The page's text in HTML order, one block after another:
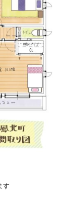
す